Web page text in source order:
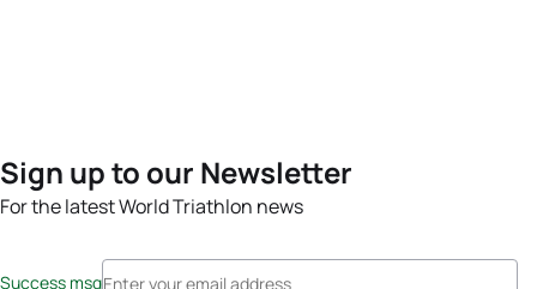
Sign up to our Newsletter
For the latest World Triathlon news
Success msg